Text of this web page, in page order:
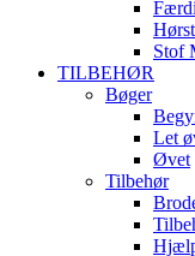
Stof
TILBEHØR
Bøger
Let
Øvet
Tilbehør